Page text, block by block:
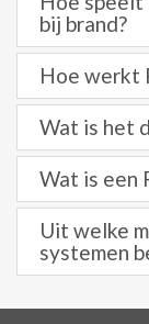
bij brand?
Hoe werkt
Wat is het
Wat is een
Uit welke
systemen